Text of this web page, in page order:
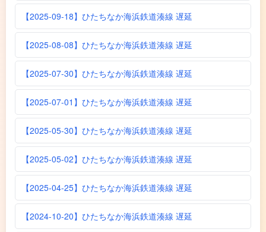
【2025-09-18】ひたちなか海浜鉄道湊線 遅延
【2025-08-08】ひたちなか海浜鉄道湊線 遅延
【2025-07-30】ひたちなか海浜鉄道湊線 遅延
【2025-07-01】ひたちなか海浜鉄道湊線 遅延
【2025-05-30】ひたちなか海浜鉄道湊線 遅延
【2025-05-02】ひたちなか海浜鉄道湊線 遅延
【2025-04-25】ひたちなか海浜鉄道湊線 遅延
【2024-10-20】ひたちなか海浜鉄道湊線 遅延